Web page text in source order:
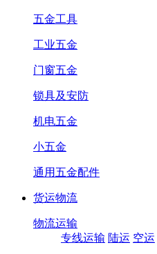
五金工具
工业五金
门窗五金
锁具及安防
机电五金
小五金
通用五金配件
货运物流
物流运输
专线运输 陆运 空运